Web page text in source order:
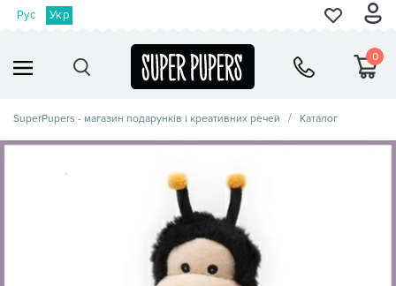
Рус Укр
0
SuperPupers - магазин подарунків і креативних речей Каталог